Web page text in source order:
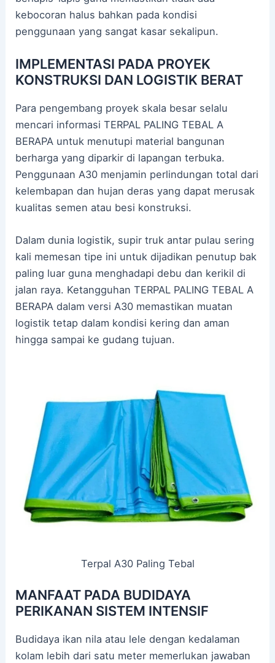
kebocoran halus bahkan pada kondisi
penggunaan yang sangat kasar sekalipun.
IMPLEMENTASI PADA PROYEK
KONSTRUKSI DAN LOGISTIK BERAT
Para pengembang proyek skala besar selalu
mencari informasi TERPAL PALING TEBAL A
BERAPA untuk menutupi material bangunan
berharga yang diparkir di lapangan terbuka.
Penggunaan A30 menjamin perlindungan total dari
kelembapan dan hujan deras yang dapat merusak
kualitas semen atau besi konstruksi.
Dalam dunia logistik, supir truk antar pulau sering
kali memesan tipe ini untuk dijadikan penutup bak
paling luar guna menghadapi debu dan kerikil di
jalan raya. Ketangguhan TERPAL PALING TEBAL A
BERAPA dalam versi A30 memastikan muatan
logistik tetap dalam kondisi kering dan aman
hingga sampai ke gudang tujuan.
Terpal A30 Paling Tebal
MANFAAT PADA BUDIDAYA
PERIKANAN SISTEM INTENSIF
Budidaya ikan nila atau lele dengan kedalaman
kolam lebih dari satu meter memerlukan jawaban